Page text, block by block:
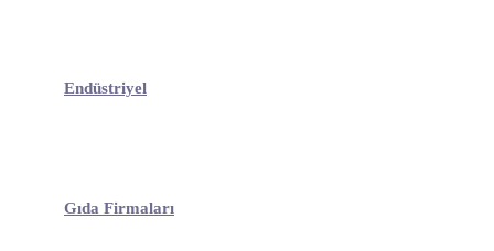
Endüstriyel
Gıda Firmaları